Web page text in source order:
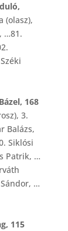
(olasz),
…81.
168
3.
Balázs,
Siklósi
Patrik, …
…
115